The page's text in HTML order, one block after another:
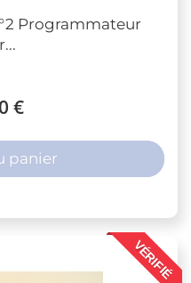
Programmateur
€
panier
VÉRIFIÉ